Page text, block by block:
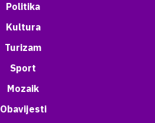
Politika
Kultura
Turizam
Sport
Mozaik
Obavijesti